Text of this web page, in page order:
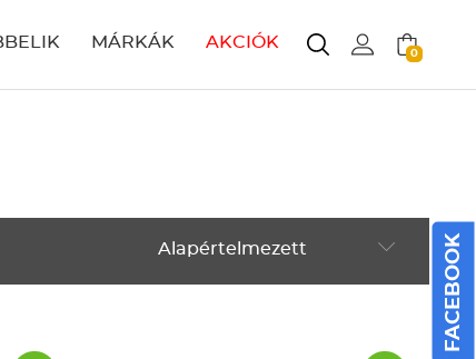
MÁRKÁK AKCIÓK
0
Alapértelmezett
Alapértelmezett FACEBOOK